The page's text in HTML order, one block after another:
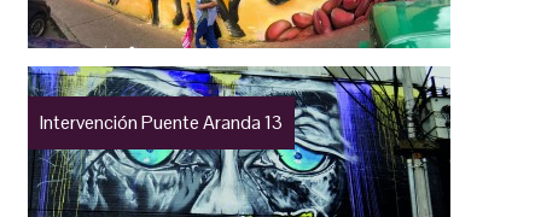
Intervención Puente Aranda 13